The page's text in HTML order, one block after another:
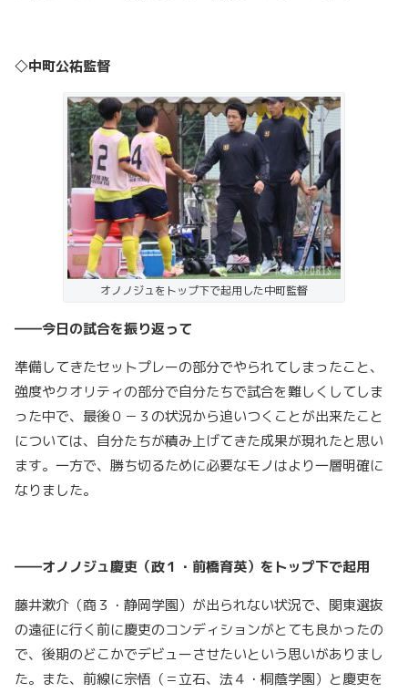
◇中町公祐監督
オノノジュをトップ下で起用した中町監督
――今日の試合を振り返って
準備してきたセットプレーの部分でやられてしまったこと、
強度やクオリティの部分で自分たちで試合を難しくしてしま
った中で、最後０－３の状況から追いつくことが出来たこと
については、自分たちが積み上げてきた成果が現れたと思い
ます。一方で、勝ち切るために必要なモノはより一層明確に
なりました。
――オノノジュ慶吏（政１・前橋育英）をトップ下で起用
藤井漱介（商３・静岡学園）が出られない状況で、関東選抜
の遠征に行く前に慶吏のコンディションがとても良かったの
で、後期のどこかでデビューさせたいという思いがありまし
た。また、前線に宗悟（＝立石、法４・桐蔭学園）と慶吏を